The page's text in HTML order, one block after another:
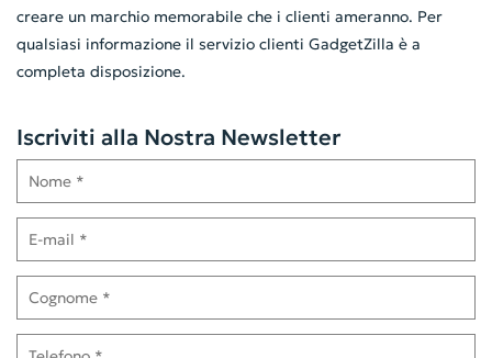
creare un marchio memorabile che i clienti ameranno. Per
qualsiasi informazione il servizio clienti GadgetZilla è a
completa disposizione.
Iscriviti alla Nostra Newsletter
Nome
E-mail
Cognome
Telefono